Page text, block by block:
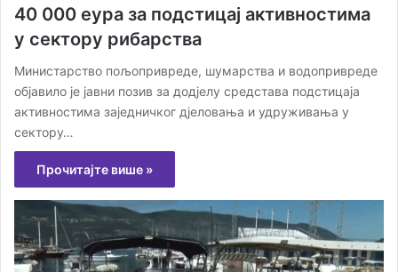
40 000 еура за подстицај активностима
у сектору рибарства
Министарство пољопривреде, шумарства и водопривреде
објавило је јавни позив за додјелу средстава подстицаја
активностима заједничког дјеловања и удруживања у
сектору…
Прочитајте више »